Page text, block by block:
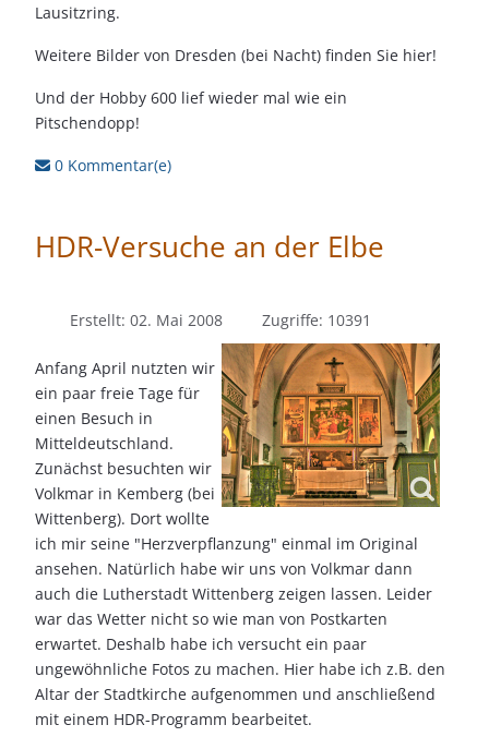
Lausitzring.
Weitere Bilder von Dresden (bei Nacht) finden Sie hier!
Und der Hobby 600 lief wieder mal wie ein
Pitschendopp!
0 Kommentar(e)
HDR-Versuche an der Elbe
Erstellt: 02. Mai 2008 Zugriffe: 10391
Anfang April nutzten wir
ein paar freie Tage für
einen Besuch in
Mitteldeutschland.
Zunächst besuchten wir
Volkmar in Kemberg (bei
Wittenberg). Dort wollte
ich mir seine "Herzverpflanzung" einmal im Original
ansehen. Natürlich habe wir uns von Volkmar dann
auch die Lutherstadt Wittenberg zeigen lassen. Leider
war das Wetter nicht so wie man von Postkarten
erwartet. Deshalb habe ich versucht ein paar
ungewöhnliche Fotos zu machen. Hier habe ich z.B. den
Altar der Stadtkirche aufgenommen und anschließend
mit einem HDR-Programm bearbeitet.